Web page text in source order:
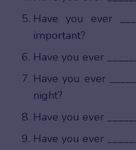
Have you ever
important?
Have you ever
Have you ever
night?
Have you ever
Have you ever